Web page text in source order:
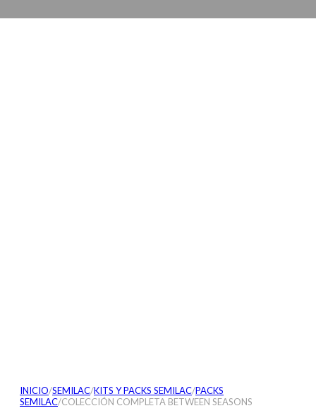
INICIO/SEMILAC/KITS Y PACKS SEMILAC/PACKS
SEMILAC/COLECCIÓN COMPLETA BETWEEN SEASONS